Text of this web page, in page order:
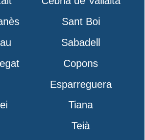
Sant Boi
Sabadell
Copons
Esparreguera
Tiana
Teià